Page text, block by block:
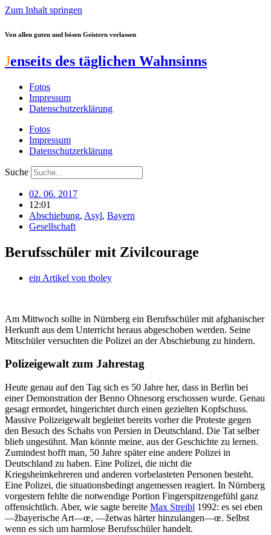
Zum Inhalt springen
Von allen guten und bösen Geistern verlassen
Jenseits des täglichen Wahnsinns
Fotos
Impressum
Datenschutzerklärung
Fotos
Impressum
Datenschutzerklärung
Suche
02. 06. 2017
12:01
Abschiebung, Asyl, Bayern
Gesellschaft
Berufsschüler mit Zivilcourage
ein Artikel von tboley
Am Mittwoch sollte in Nürnberg ein Berufsschüler mit afghanischer
Herkunft aus dem Unterricht heraus abgeschoben werden. Seine
Mitschüler versuchten die Polizei an der Abschiebung zu hindern.
Polizeigewalt zum Jahrestag
Heute genau auf den Tag sich es 50 Jahre her, dass in Berlin bei
einer Demonstration der Benno Ohnesorg erschossen wurde. Genau
gesagt ermordet, hingerichtet durch einen gezielten Kopfschuss.
Massive Polizeigewalt begleitet bereits vorher die Proteste gegen
den Besuch des Schahs von Persien in Deutschland. Die Tat selber
blieb ungesühnt. Man könnte meine, aus der Geschichte zu lernen.
Zumindest hofft man, 50 Jahre später eine andere Polizei in
Deutschland zu haben. Eine Polizei, die nicht die
Kriegsheimkehreren und anderen vorbelasteten Personen besteht.
Eine Polizei, die situationsbedingt angemessen reagiert. In Nürnberg
vorgestern fehlte die notwendige Portion Fingerspitzengefühl ganz
offensichtlich. Aber, wie sagte bereite Max Streibl 1992: es sei eben
—žbayerische Art—œ, —žetwas härter hinzulangen—œ. Selbst
wenn es sich um harmlose Berufsschüler handelt.